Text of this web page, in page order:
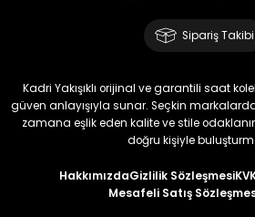
Sipariş Takibi
Kadri Yakışıklı orijinal ve garantili saat
güven anlayışıyla sunar. Seçkin
zamana eşlik eden kalite ve stile
doğru kişiyle
HakkımızdaGizlilik Sözleşmesi
Mesafeli Satış